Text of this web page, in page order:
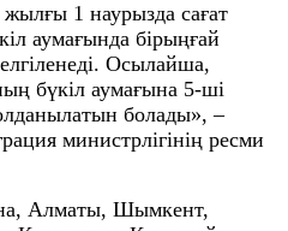
жылғы 1 наурызда сағат
аумағында бірыңғай
Осылайша,
бүкіл аумағына 5-ші
болады», –
министрлігінің ресми
Алматы, Шымкент,